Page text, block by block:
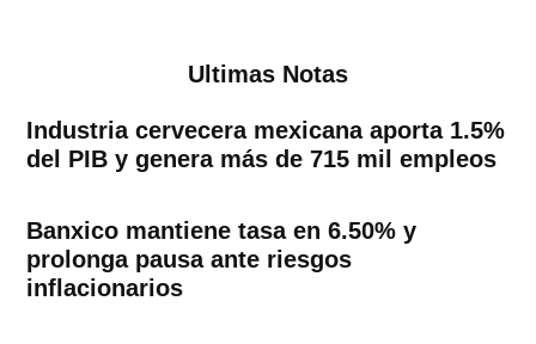
Ultimas Notas
Industria cervecera mexicana aporta 1.5%
del PIB y genera más de 715 mil empleos
Banxico mantiene tasa en 6.50% y
prolonga pausa ante riesgos
inflacionarios